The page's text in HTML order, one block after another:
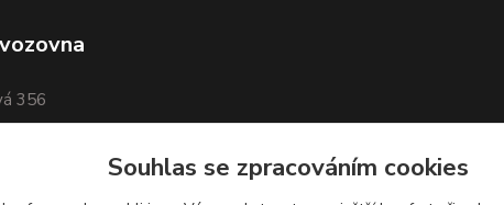
356
Souhlas se zpracováním cookies